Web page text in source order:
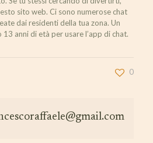
sito web. Ci sono numerose chat
dai residenti della tua zona. Un
anni di età per usare l’app di chat.
0